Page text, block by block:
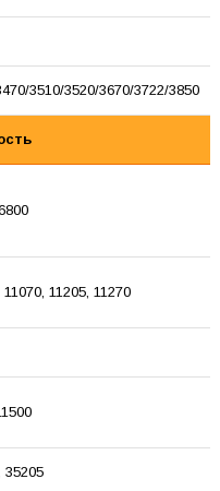
3510/3520/3670/3722/3850
11070, 11205, 11270
35205